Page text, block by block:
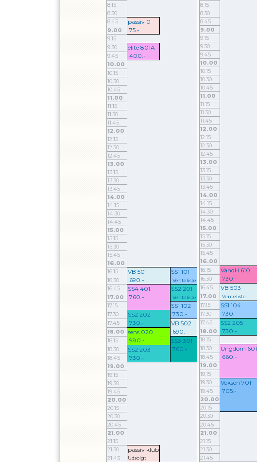
8.15
8.30
8.45
passiv 0
9.00 75.-
9.15
9.30
elite 801A
9.45 400.-
10.00
10.15
10.30
10.45
11.00
11.15
11.30
11.45
12.00
12.15
12.30
12.45
13.00
13.15
13.30
13.45
14.00
14.15
14.30
14.45
15.00
15.15
15.30
15.45
16.00
16.15
VB 501 SS1 101
16.30 690.- Venteliste
16.45 SS4 401 SS2 201
17.00 760.- Venteliste
17.15 SS1 102
17.30 SS2 202 730.-
17.45 730.- VB 502
18.00 sens 020 690.-
18.15 980.- SS3 301
18.30 SS2 203 760.-
18.45 730.-
19.00
19.15
19.30
19.45
20.00
20.15
20.30
20.45
21.00
21.15
21.30
passiv klub
21.45 Udsolgt
8.15
8.30
8.45
9.00
9.15
9.30
9.45
10.00
10.15
10.30
10.45
11.00
11.15
11.30
11.45
12.00
12.15
12.30
12.45
13.00
13.15
13.30
13.45
14.00
14.15
14.30
14.45
15.00
15.15
15.30
15.45
16.00
16.15 VandH 610
16.30 730.-
16.45 VB 503
17.00 Venteliste
17.15 SS1 104
17.30 730.-
17.45 SS2 205
18.00 730.-
18.15
18.30
Ungdom 601
18.45 660.-
19.00
19.15
19.30
Voksen 701
19.45 705.-
20.00
20.15
20.30
20.45
21.00
21.15
21.30
21.45